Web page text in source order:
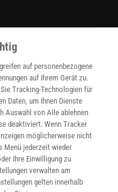
auf personenbezogene
auf Ihrem Gerät zu.
Tracking-Technologien für
Daten, um Ihnen Dienste
Auswahl von Alle ablehnen
deaktiviert. Wenn Tracker
möglicherweise nicht
Menü jederzeit wieder
Ihre Einwilligung zu
verwalten am
gelten innerhalb